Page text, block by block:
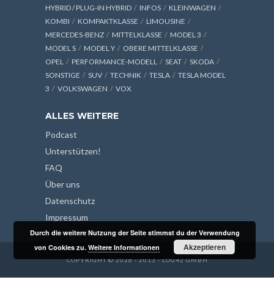
HYBRID / PLUG-IN HYBRID
INFOS
KLEINWAGEN
KOMBI
KOMPAKTKLASSE
LIMOUSINE
MERCEDES-BENZ
MITTELKLASSE
MODEL 3
MODEL S
MODEL Y
OBERE MITTELKLASSE
OPEL
PERFORMANCE-MODELL SEAT
SKODA
SONSTIGE
SUV TECHNIK TESLA
TESLA MODEL
3
VOLKSWAGEN VOX
ALLES WEITERE
Podcast
Unterstützen!
FAQ
Über uns
Datenschutz
Impressum
COPYRIGHT © 2026 - 2013 - LOG42 GMBH
Durch die weitere Nutzung der Seite stimmst du der Verwendung
von Cookies zu.Weitere Informationen Akzeptieren